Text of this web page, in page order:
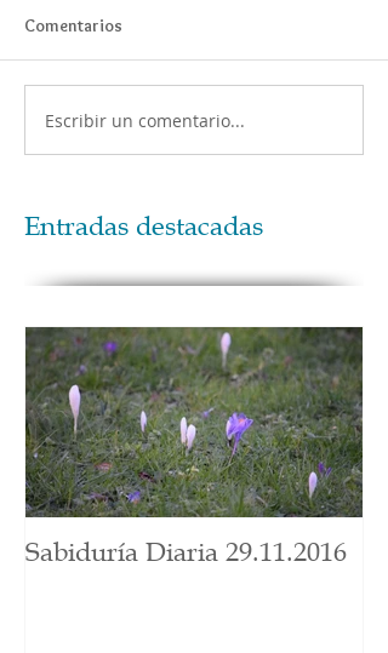
Comentarios
Escribir un comentario...
Entradas destacadas
Sabiduría Diaria 29.11.2016